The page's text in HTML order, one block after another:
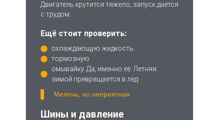
Двигатель крутится тяжело, запуск даётся
с трудом.
Ещё стоит проверить:
охлаждающую жидкость
тормозную
омывайку. Да, именно её. Летняя
зимой превращается в лёд
Мелочь, но неприятная
Шины и давление